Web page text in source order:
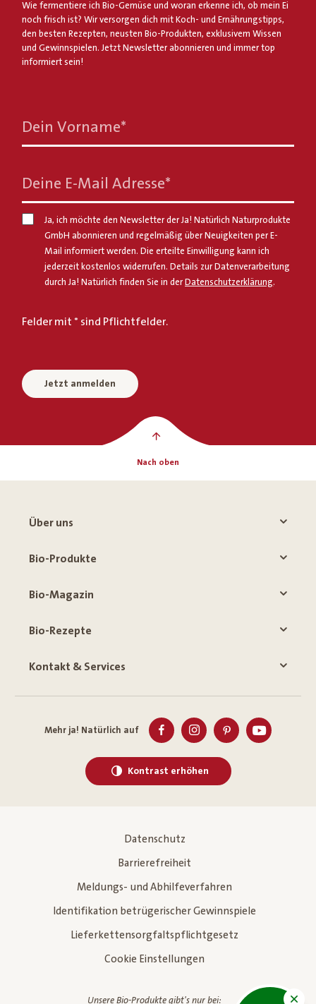
Wie fermentiere ich Bio-Gemüse und woran erkenne ich, ob mein Ei
noch frisch ist? Wir versorgen dich mit Koch- und Ernährungstipps,
den besten Rezepten, neusten Bio-Produkten, exklusivem Wissen
und Gewinnspielen. Jetzt Newsletter abonnieren und immer top
informiert sein!
Dein Vorname*
Deine E-Mail Adresse*
Ja, ich möchte den Newsletter der Ja! Natürlich Naturprodukte
GmbH abonnieren und regelmäßig über Neuigkeiten per E-
Mail informiert werden. Die erteilte Einwilligung kann ich
jederzeit kostenlos widerrufen. Details zur Datenverarbeitung
durch Ja! Natürlich finden Sie in der Datenschutzerklärung.
Felder mit * sind Pflichtfelder.
Jetzt anmelden
Nach oben
Über uns
Bio-Produkte
Bio-Magazin
Bio-Rezepte
Kontakt & Services
Mehr ja! Natürlich auf
Kontrast erhöhen
Datenschutz
Barrierefreiheit
Meldungs- und Abhilfeverfahren
Identifikation betrügerischer Gewinnspiele
Lieferkettensorgfaltspflichtgesetz
Cookie Einstellungen
Unsere Bio-Produkte gibt's nur bei: